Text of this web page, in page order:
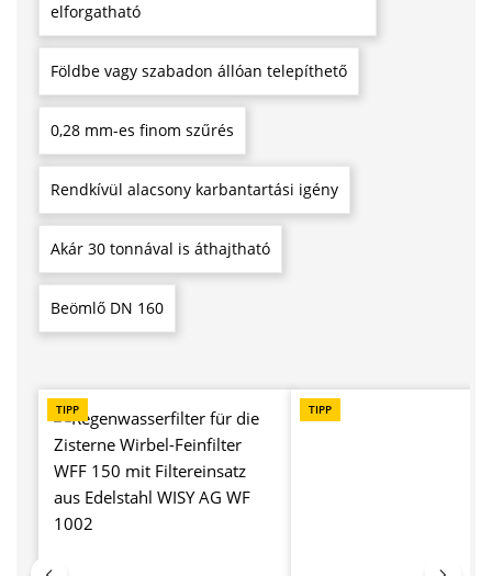
elforgatható
Földbe vagy szabadon állóan telepíthető
0,28 mm-es finom szűrés
Rendkívül alacsony karbantartási igény
Akár 30 tonnával is áthajtható
Beömlő DN 160
Termékgaléria kihagyása
TIPP TIPP